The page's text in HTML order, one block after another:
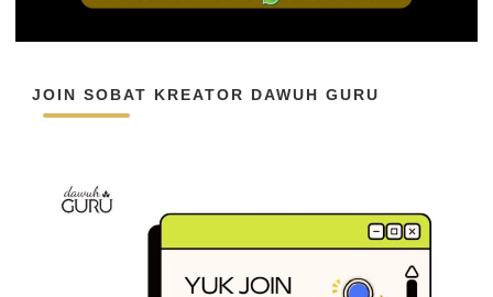
JOIN SOBAT KREATOR DAWUH GURU